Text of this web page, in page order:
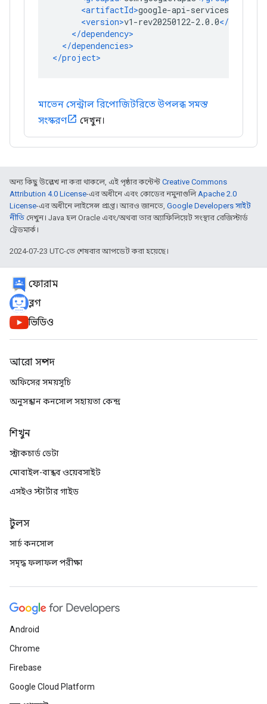
মাভেন সেন্ট্রাল রিপোজিটরিতে উপলব্ধ সমস্ত
সংস্করণ
দেখুন।
অন্য কিছু উল্লেখ না করা থাকলে, এই পৃষ্ঠার কন্টেন্ট Creative Commons
Attribution 4.0 License-এর অধীনে এবং কোডের নমুনাগুলিApache 2.0
License-এর অধীনে লাইসেন্স প্রাপ্ত। আরও জানতে, Google Developers সাইট
নীতি দেখুন। Java হল Oracle এবং/অথবা তার অ্যাফিলিয়েট সংস্থার রেজিস্টার্ড
ট্রেডমার্ক।
2024-07-23 UTC-তে শেষবার আপডেট করা হয়েছে।
ফোরাম
ব্লগ
ভিডিও
আরো সম্পদ
অফিসের সময়সূচি
অনুসন্ধান কনসোল সহায়তা কেন্দ্র
শিখুন
স্ট্রাকচার্ড ডেটা
মোবাইল-বান্ধব ওয়েবসাইট
এসইও স্টার্টার গাইড
টুলস
সার্চ কনসোল
সমৃদ্ধ ফলাফল পরীক্ষা
Android
Chrome
Firebase
Google Cloud Platform